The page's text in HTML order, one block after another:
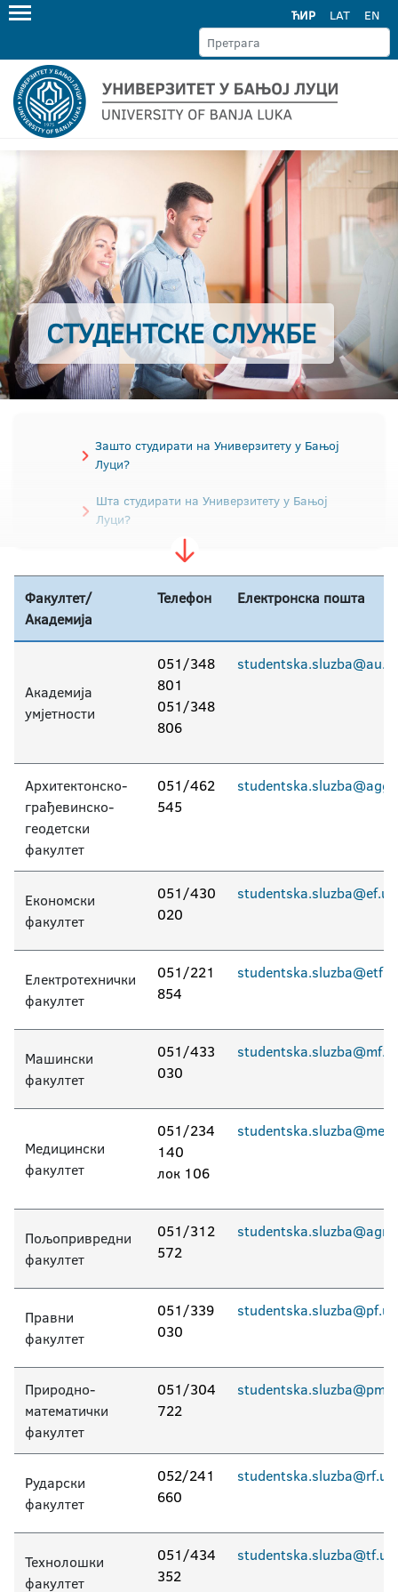
ЋИР LAT EN
СТУДЕНТСКЕ СЛУЖБЕ
Зашто студирати на Универзитету у Бањој
Луци?
Шта студирати на Универзитету у Бањој
Луци?
Водич за упис студената
Правила студирања
Припремна настава за бруцоше
Конкурс за упис
Пријемни испит
Студентске службе
Факултет/
Академија
Телефон Електронска пошта
Академија
умјетности
051/348
801
051/348
806
Архитектонско-
грађевинско-
геодетски
факултет
051/462
545
Економски
факултет
051/430
020
Електротехнички
факултет
051/221
854
Машински
факултет
051/433
030
Медицински
факултет
051/234
140
лок 106
Пољопривредни
факултет
051/312
572
Правни
факултет
051/339
030
Природно-
математички
факултет
051/304
722
Рударски
факултет
052/241
660
Технолошки
факултет
051/434
352